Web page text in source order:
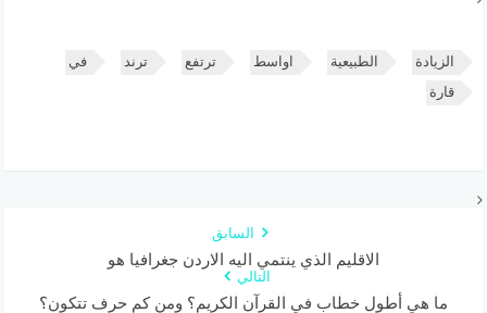
الزيادة الطبيعية اواسط ترتفع ترند في
قارة
السابق
الاقليم الذي ينتمي اليه الاردن جغرافيا هو
التالي
ما هي أطول خطاب في القرآن الكريم؟ ومن كم حرف تتكون؟